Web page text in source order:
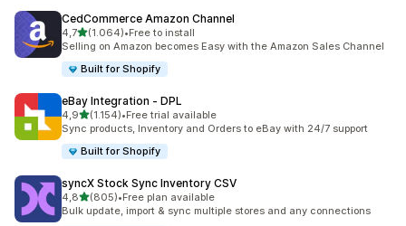
CedCommerce Amazon Channel
4,75 yıldız üzerinden
(1.064)
toplam 1064 değerlendirme
•Free to install
Selling on Amazon becomes Easy with the Amazon Sales Channel
Built for Shopify
eBay Integration ‑ DPL
4,95 yıldız üzerinden
(1.154)
toplam 1154 değerlendirme
•Free trial available
Sync products, Inventory and Orders to eBay with 24/7 support
Built for Shopify
syncX Stock Sync Inventory CSV
4,85 yıldız üzerinden
(805)
toplam 805 değerlendirme
•Free plan available
Bulk update, import & sync multiple stores and any connections